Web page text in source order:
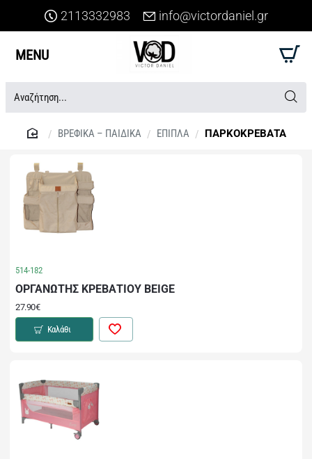
2113332983 info@victordaniel.gr
Αναζήτηση...
ΒΡΕΦΙΚΑ – ΠΑΙΔΙΚΑ ΕΠΙΠΛΑ ΠΑΡΚΟΚΡΕΒΑΤΑ
514-182
ΟΡΓΑΝΩΤΗΣ ΚΡΕΒΑΤΙΟΥ BEIGE
27.90€
Καλάθι